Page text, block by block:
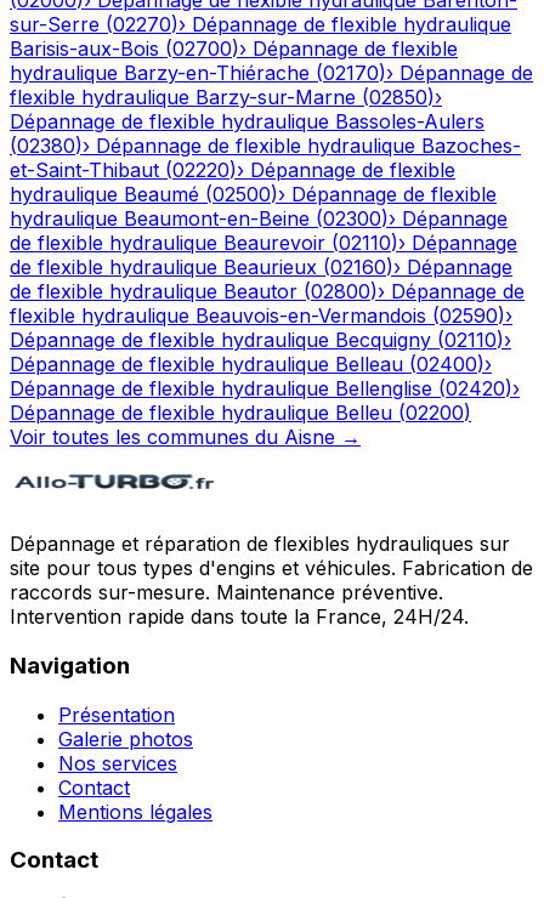
sur-Serre (02270)› Dépannage de flexible hydraulique
Barisis-aux-Bois (02700)› Dépannage de flexible
hydraulique Barzy-en-Thiérache (02170)› Dépannage de
flexible hydraulique Barzy-sur-Marne (02850)›
Dépannage de flexible hydraulique Bassoles-Aulers
(02380)› Dépannage de flexible hydraulique Bazoches-
et-Saint-Thibaut (02220)› Dépannage de flexible
hydraulique Beaumé (02500)› Dépannage de flexible
hydraulique Beaumont-en-Beine (02300)› Dépannage
de flexible hydraulique Beaurevoir (02110)› Dépannage
de flexible hydraulique Beaurieux (02160)› Dépannage
de flexible hydraulique Beautor (02800)› Dépannage de
flexible hydraulique Beauvois-en-Vermandois (02590)›
Dépannage de flexible hydraulique Becquigny (02110)›
Dépannage de flexible hydraulique Belleau (02400)›
Dépannage de flexible hydraulique Bellenglise (02420)›
Dépannage de flexible hydraulique Belleu (02200)
Voir toutes les communes du Aisne →
Dépannage et réparation de flexibles hydrauliques sur
site pour tous types d'engins et véhicules. Fabrication de
raccords sur-mesure. Maintenance préventive.
Intervention rapide dans toute la France, 24H/24.
Navigation
Présentation
Galerie photos
Nos services
Contact
Mentions légales
Contact